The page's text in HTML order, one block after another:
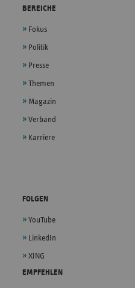
BEREICHE
Fokus
Politik
Presse
Themen
Magazin
Verband
Karriere
FOLGEN
YouTube
LinkedIn
XING
EMPFEHLEN